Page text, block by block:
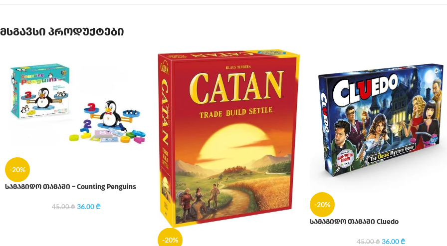
მსგავსი პროდუქტები
-20%
სამაგიდო თამაში – Counting Penguins
45.00₾ 36.00₾
-20%
-20%
სამაგიდო თამაში Cluedo
45.00₾ 36.00₾